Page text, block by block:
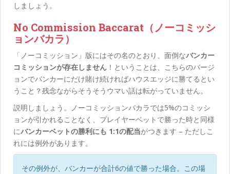
しましょう。
No Commission Baccarat（ノーコミッシ
ョンバカラ）
「ノーコミッション」版にはその名のとおり、面倒なバンカー
コミッションが存在しません ！ということは、こちらのバージ
ョンでバンカーにだけ賭け続ければハウスエッジに勝てるとい
うこと？残念ながらそうそうウマい話は転がっていません。
説明しましょう。ノーコミッションバカラでは5%のコミッシ
ョンが引かれることなく、プレイヤーベットで勝った時と同様
にバンカーベットの勝利にも 1:1の配当がつきます – ただしこ
れには例外があります。
その例外が、バンカーが合計6の値で勝った場合。この場